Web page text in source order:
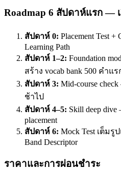
Roadmap 6 สัปดาห์แรก —
สัปดาห์ 0: Placement Test
Learning Path
สัปดาห์ 1–2: Foundation
สร้าง vocab bank 500 คำแร
สัปดาห์ 3: Mid-course
ช้าไป
สัปดาห์ 4–5: Skill deep
placement
สัปดาห์ 6: Mock Test เต็ม
Band Descriptor
ราคาและการผ่อนชำระ